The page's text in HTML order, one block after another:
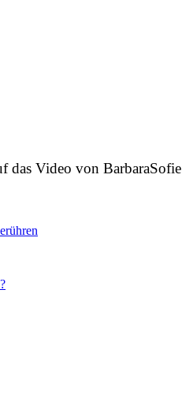
das Video von BarbaraSofie